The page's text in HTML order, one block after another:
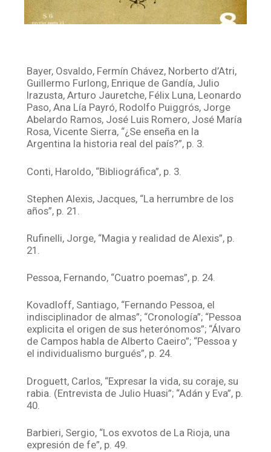
Bayer, Osvaldo, Fermín Chávez, Norberto d’Atri,
Guillermo Furlong, Enrique de Gandía, Julio
Irazusta, Arturo Jauretche, Félix Luna, Leonardo
Paso, Ana Lía Payró, Rodolfo Puiggrós, Jorge
Abelardo Ramos, José Luis Romero, José María
Rosa, Vicente Sierra, “¿Se enseña en la
Argentina la historia real del país?”, p. 3.
Conti, Haroldo, “Bibliográfica”, p. 3.
Stephen Alexis, Jacques, “La herrumbre de los
años”, p. 21.
Rufinelli, Jorge, “Magia y realidad de Alexis”, p.
21.
Pessoa, Fernando, “Cuatro poemas”, p. 24.
Kovadloff, Santiago, “Fernando Pessoa, el
indisciplinador de almas”; “Cronología”; “Pessoa
explicita el origen de sus heterónomos”; “Álvaro
de Campos habla de Alberto Caeiro”; “Pessoa y
el individualismo burgués”, p. 24.
Droguett, Carlos, “Expresar la vida, su coraje, su
rabia. (Entrevista de Julio Huasi”; “Adán y Eva”, p.
40.
Barbieri, Sergio, “Los exvotos de La Rioja, una
expresión de fe”, p. 49.